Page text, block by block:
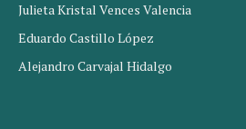
Julieta Kristal Vences Valencia
Eduardo Castillo López
Alejandro Carvajal Hidalgo